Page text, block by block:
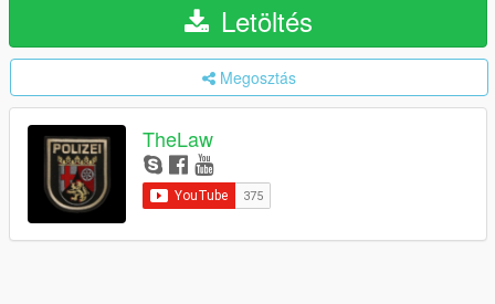
Letöltés
Megosztás
TheLaw